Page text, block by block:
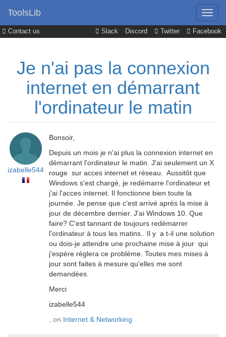
Contact us Slack Discord Twitter Facebook
ToolsLib
Je n'ai pas la connexion
internet en démarrant
l'ordinateur le matin
izabelle544
Bonsoir,
Depuis un mois je n'ai plus la connexion internet en
démarrant l'ordinateur le matin. J'ai seulement un X
rouge sur acces internet et réseau. Aussitôt que
Windows s'est chargé, je redémarre l'ordinateur et
j'ai l'acces internet. Il fonctionne bien toute la
journée. Je pense que c'est arrivé après la mise à
jour de décembre dernier. J'ai Windows 10. Que
faire? C'est tannant de toujours redémarrer
l'ordinateur à tous les matins.. Il y a t-il une solution
ou dois-je attendre une prochaine mise à jour qui
j'espère règlera ce problème. Toutes mes mises à
jour sont faites à mesure qu'elles me sont
demandées.
Merci
izabelle544
, on Internet & Networking